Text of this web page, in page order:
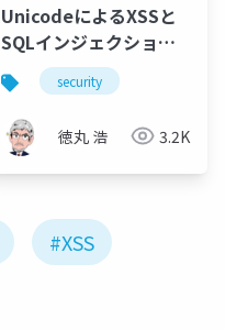
UnicodeによるXSSと
SQLインジェクション
の可能性security
徳丸 浩 3.2K
#XSS